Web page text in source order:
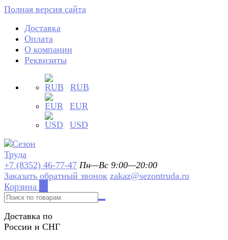
Полная версия сайта
Доставка
Оплата
О компании
Реквизиты
RUB
EUR
USD
+7 (8352) 46-77-47 Пн—Вс 9:00—20:00
Заказать обратный звонок zakaz@sezontruda.ru
Корзина
Доставка по
России и СНГ